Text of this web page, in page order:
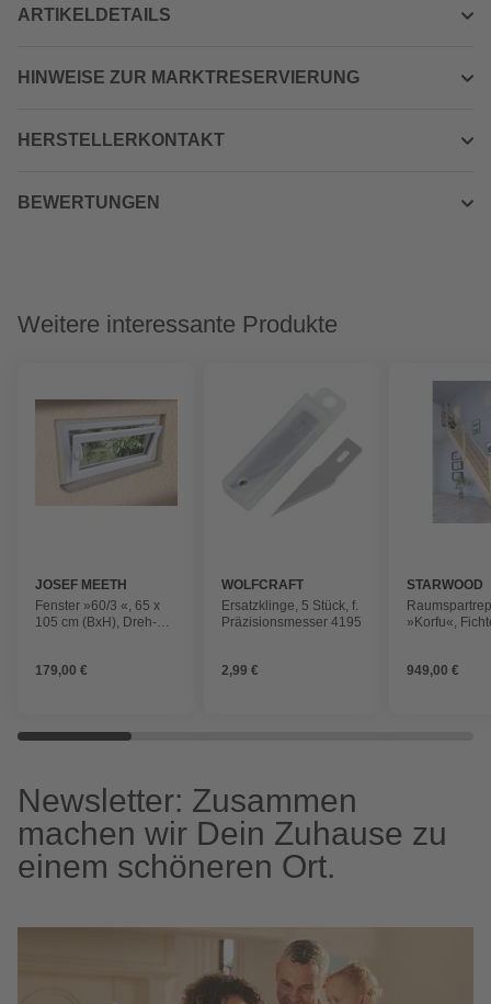
ARTIKELDETAILS
HINWEISE ZUR MARKTRESERVIERUNG
HERSTELLERKONTAKT
BEWERTUNGEN
Weitere interessante Produkte
JOSEF MEETH
FENSTER UND
TÜREN
Fenster »60/3 «, 65 x
105 cm (BxH), Dreh-
179,00 €
WOLFCRAFT
Ersatzklinge, 5 Stück, f.
Präzisionsmesser 4195
2,99 €
STARWOOD
»Korfu«,
949,00 €
Newsletter: Zusammen
machen wir Dein Zuhause zu
einem schöneren Ort.